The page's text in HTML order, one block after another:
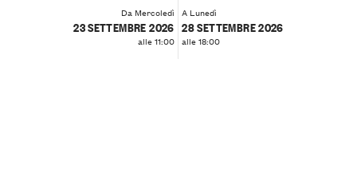
Da Mercoledì
23 SETTEMBRE 2026
alle 11:00
A Lunedì
28 SETTEMBRE 2026
alle 18:00